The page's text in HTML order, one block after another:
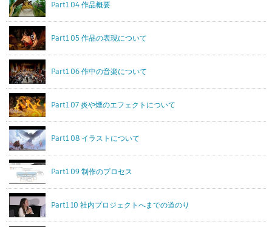
Part1 04 作品概要
Part1 05 作品の表現について
Part1 06 作中の音楽について
Part1 07 炎や煙のエフェクトについて
Part1 08 イラストについて
Part1 09 制作のプロセス
Part1 10 社内プロジェクトへまでの道のり